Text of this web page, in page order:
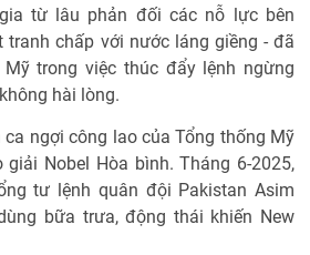
từ lâu phản đối các nỗ lực bên
tranh chấp với nước láng giềng - đã
trong việc thúc đẩy lệnh ngừng
hài lòng.
ngợi công lao của Tổng thống Mỹ
Nobel Hòa bình. Tháng 6-2025,
tư lệnh quân đội Pakistan Asim
bữa trưa, động thái khiến New